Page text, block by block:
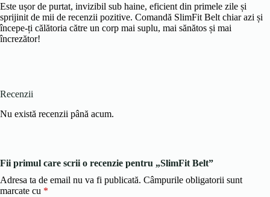
Este ușor de purtat, invizibil sub haine, eficient din primele zile și
sprijinit de mii de recenzii pozitive. Comandă SlimFit Belt chiar azi și
începe-ți călătoria către un corp mai suplu, mai sănătos și mai
încrezător!
Recenzii
Nu există recenzii până acum.
Fii primul care scrii o recenzie pentru „SlimFit Belt”
Adresa ta de email nu va fi publicată. Câmpurile obligatorii sunt
marcate cu *